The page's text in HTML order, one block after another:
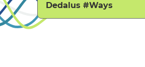
Dedalus #Ways